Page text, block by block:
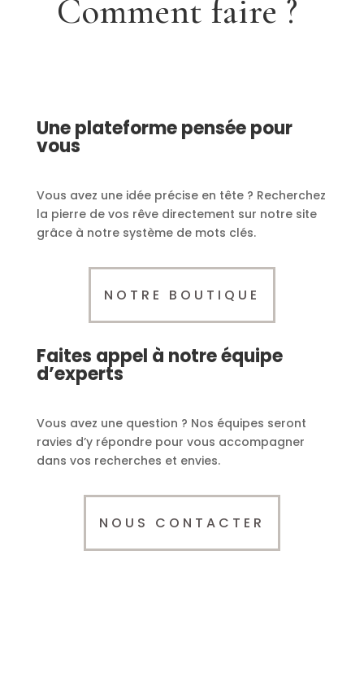
Comment faire ?
Une plateforme pensée pour
vous
Vous avez une idée précise en tête ? Recherchez
la pierre de vos rêve directement sur notre site
grâce à notre système de mots clés.
NOTRE BOUTIQUE
Faites appel à notre équipe
d’experts
Vous avez une question ? Nos équipes seront
ravies d’y répondre pour vous accompagner
dans vos recherches et envies.
NOUS CONTACTER